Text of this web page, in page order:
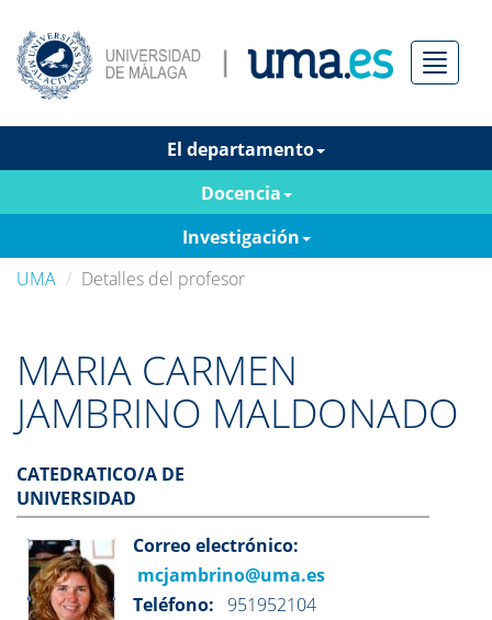
Menú
El departamento
Docencia
Investigación
UMA
Detalles del profesor
MARIA CARMEN
JAMBRINO MALDONADO
CATEDRATICO/A DE
UNIVERSIDAD
Correo electrónico:
mcjambrino@uma.es
Teléfono: 951952104